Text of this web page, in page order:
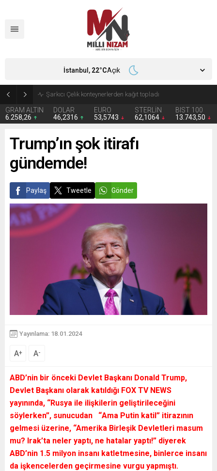
İran 2 ülkeyi birden vurdu
GRAM ALTIN
6.258,26
DOLAR
46,2316
EURO
53,5743
STERLİN
62,1064
BIST 100
13.743,50
İstanbul, 22°CAçık
Trump’ın şok itirafı
gündemde!
Paylaş Tweetle Gönder
Yayınlama: 18.01.2024
A+ A-
ABD’nin bir önceki Devlet Başkanı Donald Trump,
Devlet Başkanı olarak katıldığı FOX TV NEWS
yayınında, “Rusya ile ilişkilerin geliştirileceğini
söylerken”, sunucudan “Ama Putin katil” itirazının
gelmesi üzerine, “Amerika Birleşik Devletleri masum
mu? Irak’ta neler yaptı, ne hatalar yaptı!” diyerek
ABD’nin 1.5 milyon insanı katletmesine, binlerce insanı
da işkencelerden geçirmesine vurgu yapmıştı.